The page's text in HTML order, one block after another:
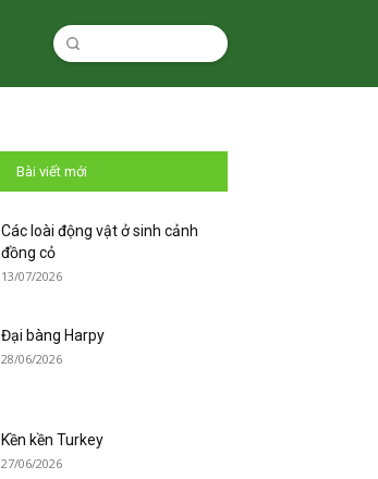
Bài viết mới
Các loài động vật ở sinh cảnh
đồng cỏ
13/07/2026
Đại bàng Harpy
28/06/2026
Kền kền Turkey
27/06/2026